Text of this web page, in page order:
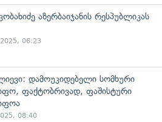
აზერბაიჯანის რესპუბლიკას
2025, 06:23
დამოუკიდებელი სომხური
ფაქტობრივად, ფაშისტური
08:40